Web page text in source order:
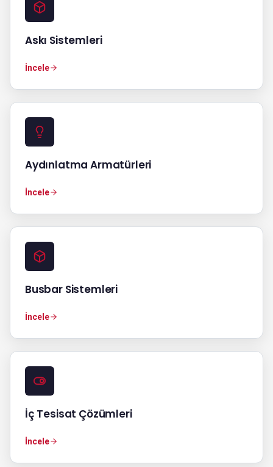
Askı Sistemleri
İncele
Aydınlatma Armatürleri
İncele
Busbar Sistemleri
İncele
İç Tesisat Çözümleri
İncele